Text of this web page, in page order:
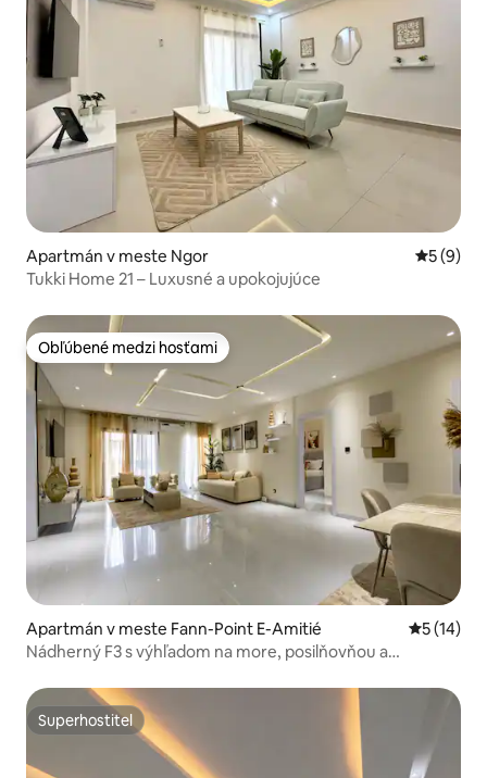
Apartmán v meste Ngor
5 (9)
Tukki Home 21 – Luxusné a upokojujúce
Obľúbené medzi hosťami
Obľúbené medzi hosťami
Apartmán v meste Fann-Point E-Amitié
5 (14)
Nádherný F3 s výhľadom na more, posilňovňou a
Superhostiteľ
Superhostiteľ